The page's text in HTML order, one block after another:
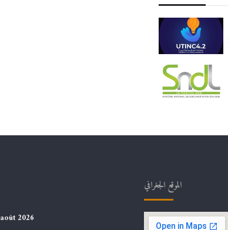
août 2026
الموقع الجغرافي